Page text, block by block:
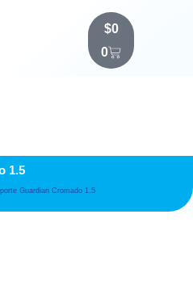
$0
0
1.5
Guardian Cromado 1.5